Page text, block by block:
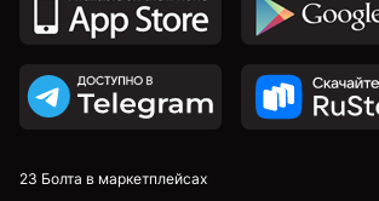
23 Болта в маркетплейсах